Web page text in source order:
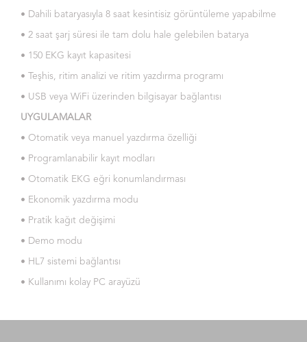
• Dahili bataryasıyla 8 saat kesintisiz görüntüleme yapabilme
• 2 saat şarj süresi ile tam dolu hale gelebilen batarya
• 150 EKG kayıt kapasitesi
• Teşhis, ritim analizi ve ritim yazdırma programı
• USB veya WiFi üzerinden bilgisayar bağlantısı
UYGULAMALAR
• Otomatik veya manuel yazdırma özelliği
• Programlanabilir kayıt modları
• Otomatik EKG eğri konumlandırması
• Ekonomik yazdırma modu
• Pratik kağıt değişimi
• Demo modu
• HL7 sistemi bağlantısı
• Kullanımı kolay PC arayüzü